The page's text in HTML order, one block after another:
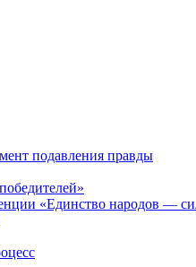
подавления правды
«Единство народов —